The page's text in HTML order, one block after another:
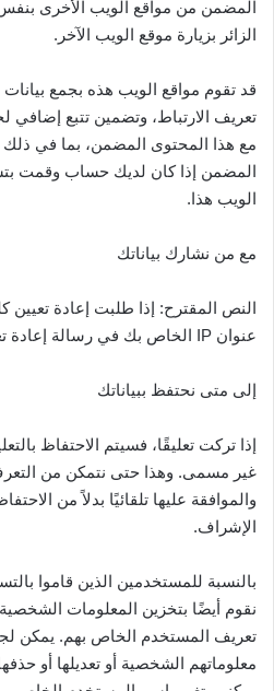
المضمن من مواقع الويب الأخرى بنفس
الزائر بزيارة موقع الويب الآخر.
قد تقوم مواقع الويب هذه بجمع
تعريف الارتباط، وتضمين تتبع إضافي
مع هذا المحتوى المضمن، بما في ذلك
المضمن إذا كان لديك حساب وقمت
الويب هذا.
مع من نشارك بياناتك
النص المقترح: إذا طلبت إعادة تعيين
عنوان IP الخاص بك في رسالة إعادة تعيين البريد الإلكتروني.
إلى متى نحتفظ ببياناتك
إذا تركت تعليقًا، فسيتم الاحتفاظ
غير مسمى. وهذا حتى نتمكن من
والموافقة عليها تلقائيًا بدلاً من
الإشراف.
بالنسبة للمستخدمين الذين قاموا
نقوم أيضًا بتخزين المعلومات
تعريف المستخدم الخاص بهم. يمكن
معلوماتهم الشخصية أو تعديلها أو